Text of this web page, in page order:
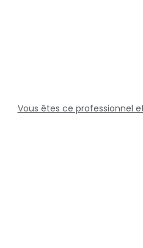
Vous êtes ce professionnel